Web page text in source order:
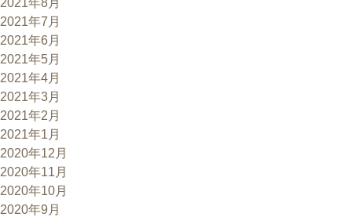
2021年7月
2021年6月
2021年5月
2021年4月
2021年3月
2021年2月
2021年1月
2020年12月
2020年11月
2020年10月
2020年9月